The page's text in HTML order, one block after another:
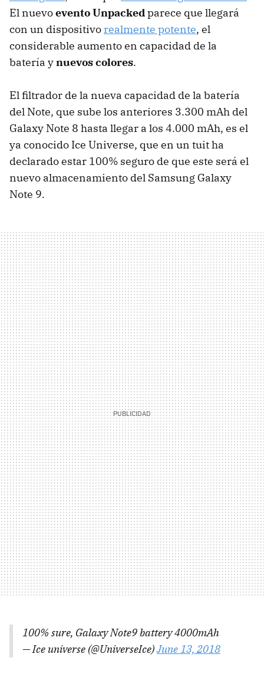
El nuevoevento Unpackedparece que llegará
con un dispositivo realmente potente, el
considerable aumento en capacidad de la
batería ynuevos colores.
El filtrador de la nueva capacidad de la batería
del Note, que sube los anteriores 3.300 mAh del
Galaxy Note 8 hasta llegar a los 4.000 mAh, es el
ya conocido Ice Universe, que en un tuit ha
declarado estar 100% seguro de que este será el
nuevo almacenamiento del Samsung Galaxy
Note 9.
100% sure, Galaxy Note9 battery 4000mAh
— Ice universe (@UniverseIce)June 13, 2018